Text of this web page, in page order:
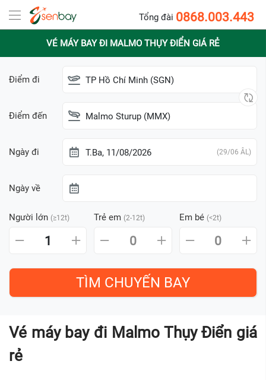
Tổng đài 0868.003.443
VÉ MÁY BAY ĐI MALMO THỤY ĐIỂN GIÁ RẺ
Điểm đi TP Hồ Chí Minh (SGN)
Điểm đến Malmo Sturup (MMX)
Ngày đi T.Ba, 11/08/2026 (29/06 ÂL)
Ngày về
Người lớn (≥12t) Trẻ em (2-12t) Em bé (<2t)
1 0 0
Vé máy bay đi Malmo Thụy Điển giá
rẻ